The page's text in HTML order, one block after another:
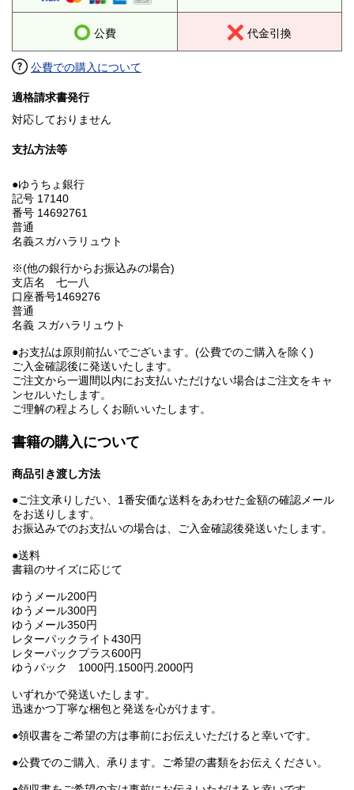
公費 代金引換
公費での購入について
適格請求書発行
対応しておりません
支払方法等
●ゆうちょ銀行
記号 17140
番号 14692761
普通
名義スガハラリュウト
※(他の銀行からお振込みの場合)
支店名 七一八
口座番号1469276
普通
名義 スガハラリュウト
●お支払は原則前払いでございます。(公費でのご購入を除く)
ご入金確認後に発送いたします。
ご注文から一週間以内にお支払いただけない場合はご注文をキャ
ンセルいたします。
ご理解の程よろしくお願いいたします。
書籍の購入について
商品引き渡し方法
●ご注文承りしだい、1番安価な送料をあわせた金額の確認メール
をお送りします。
お振込みでのお支払いの場合は、ご入金確認後発送いたします。
●送料
書籍のサイズに応じて
ゆうメール200円
ゆうメール300円
ゆうメール350円
レターパックライト430円
レターパックプラス600円
ゆうパック 1000円.1500円.2000円
いずれかで発送いたします。
迅速かつ丁寧な梱包と発送を心がけます。
●領収書をご希望の方は事前にお伝えいただけると幸いです。
●公費でのご購入、承ります。ご希望の書類をお伝えください。